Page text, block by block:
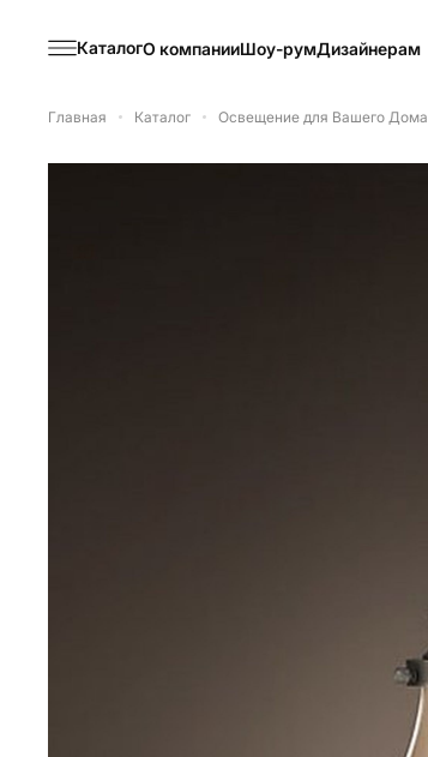
КаталогО компанииШоу-румДизайнерам
Главная Каталог Освещение для Вашего Дома